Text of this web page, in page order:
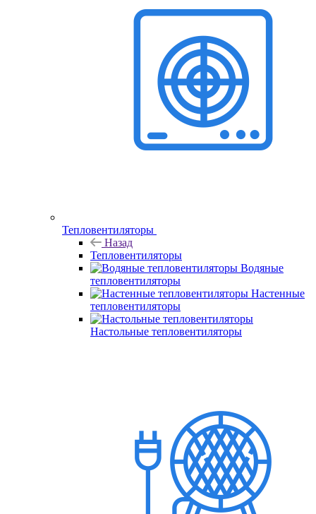
Тепловентиляторы
Назад
Тепловентиляторы
Водяные
тепловентиляторы
Настенные
тепловентиляторы
Настольные тепловентиляторы